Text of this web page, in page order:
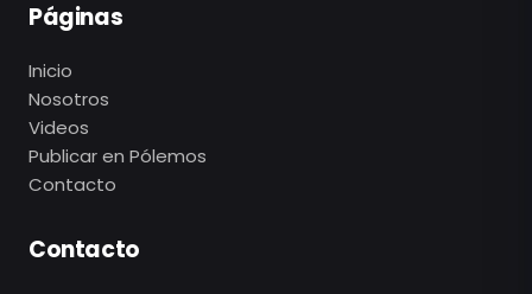
Páginas
Inicio
Nosotros
Videos
Publicar en Pólemos
Contacto
Contacto